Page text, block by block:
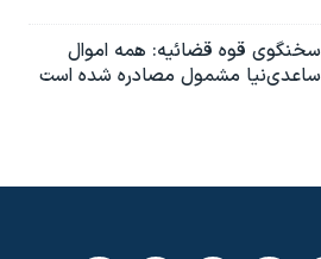
سخنگوی قوه قضائیه: همه اموال
ساعدی‌نیا مشمول مصادره شده است